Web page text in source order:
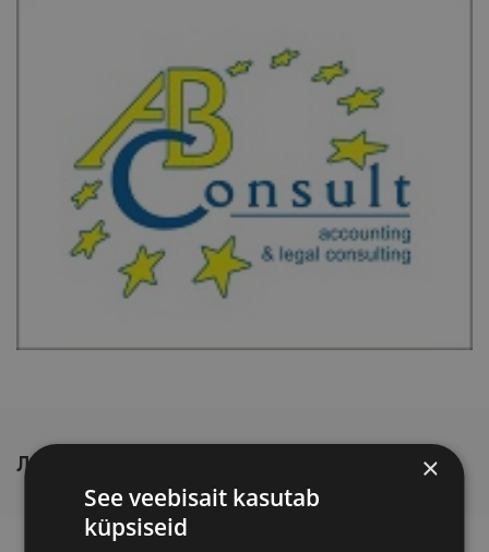
ЛЕКТОР ×
See veebisait kasutab
küpsiseid